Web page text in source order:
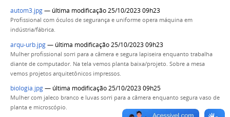
autom3.jpg— última modificação 25/10/2023 09h23
Profissional com óculos de segurança e uniforme opera máquina em
indústria/fábrica.
arqu-urb.jpg— última modificação 25/10/2023 09h23
Mulher profissional sorri para a câmera e segura lapiseira enquanto trabalha
diante de computador. Na tela vemos planta baixa/projeto. Sobre a mesa
vemos projetos arquitetônicos impressos.
biologia.jpg— última modificação 25/10/2023 09h25
Mulher com jaleco branco e luvas sorri para a câmera enquanto segura vaso de
planta e microscópio.